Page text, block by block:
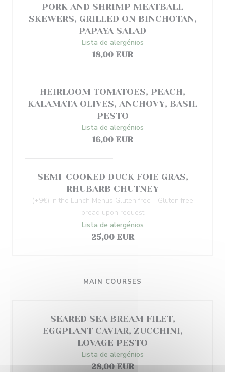
PORK AND SHRIMP MEATBALL
SKEWERS, GRILLED ON BINCHOTAN,
PAPAYA SALAD
Lista de alergénios
18,00 EUR
HEIRLOOM TOMATOES, PEACH,
KALAMATA OLIVES, ANCHOVY, BASIL
PESTO
Lista de alergénios
16,00 EUR
SEMI-COOKED DUCK FOIE GRAS,
RHUBARB CHUTNEY
(+9€) in the Lunch Menus Gluten free - Gluten free
bread upon request
Lista de alergénios
25,00 EUR
MAIN COURSES
SEARED SEA BREAM FILET,
EGGPLANT CAVIAR, ZUCCHINI,
LOVAGE PESTO
Lista de alergénios
28,00 EUR